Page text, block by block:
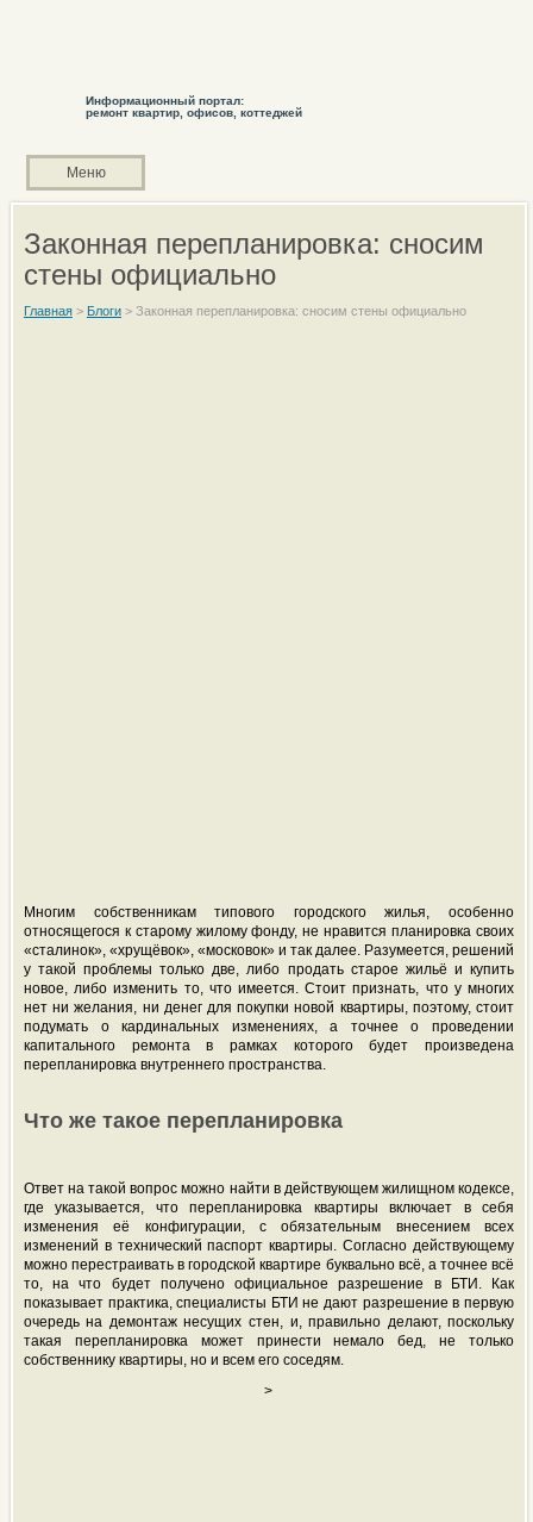
Информационный портал:
ремонт квартир, офисов, коттеджей
Меню
Законная перепланировка: сносим
стены официально
Главная> Блоги> Законная перепланировка: сносим стены официально
Многим собственникам типового городского жилья, особенно
относящегося к старому жилому фонду, не нравится планировка своих
«сталинок», «хрущёвок», «московок» и так далее. Разумеется, решений
у такой проблемы только две, либо продать старое жильё и купить
новое, либо изменить то, что имеется. Стоит признать, что у многих
нет ни желания, ни денег для покупки новой квартиры, поэтому, стоит
подумать о кардинальных изменениях, а точнее о проведении
капитального ремонта в рамках которого будет произведена
перепланировка внутреннего пространства.
Что же такое перепланировка
Ответ на такой вопрос можно найти в действующем жилищном кодексе,
где указывается, что перепланировка квартиры включает в себя
изменения её конфигурации, с обязательным внесением всех
изменений в технический паспорт квартиры. Согласно действующему
можно перестраивать в городской квартире буквально всё, а точнее всё
то, на что будет получено официальное разрешение в БТИ. Как
показывает практика, специалисты БТИ не дают разрешение в первую
очередь на демонтаж несущих стен, и, правильно делают, поскольку
такая перепланировка может принести немало бед, не только
собственнику квартиры, но и всем его соседям.
>